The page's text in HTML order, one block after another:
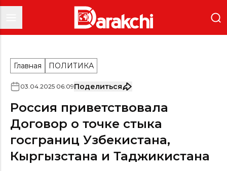
Главная ПОЛИТИКА
03.04.2025 06:09Поделиться
Россия приветствовала
Договор о точке стыка
госграниц Узбекистана,
Кыргызстана и Таджикистана